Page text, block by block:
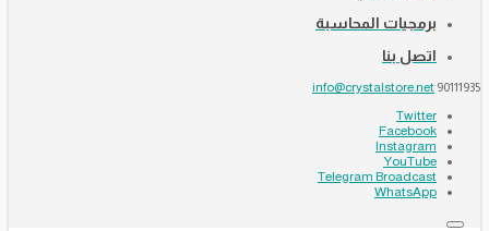
برمجيات المحاسبة
اتصل بنا
90111935
info@crystalstore.net
Twitter
Facebook
Instagram
YouTube
Telegram Broadcast
WhatsApp